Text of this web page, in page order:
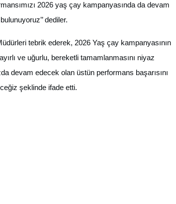
2026 yaş çay kampanyasında da devam
dediler.
tebrik ederek, 2026 Yaş çay kampanyasının
ve uğurlu, bereketli tamamlanmasını niyaz
devam edecek olan üstün performans başarısını
şeklinde ifade etti.